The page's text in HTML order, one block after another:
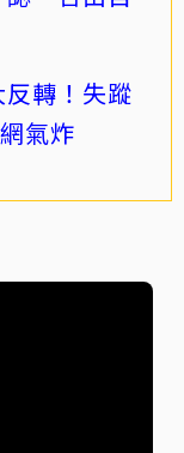
反轉！失蹤
氣炸